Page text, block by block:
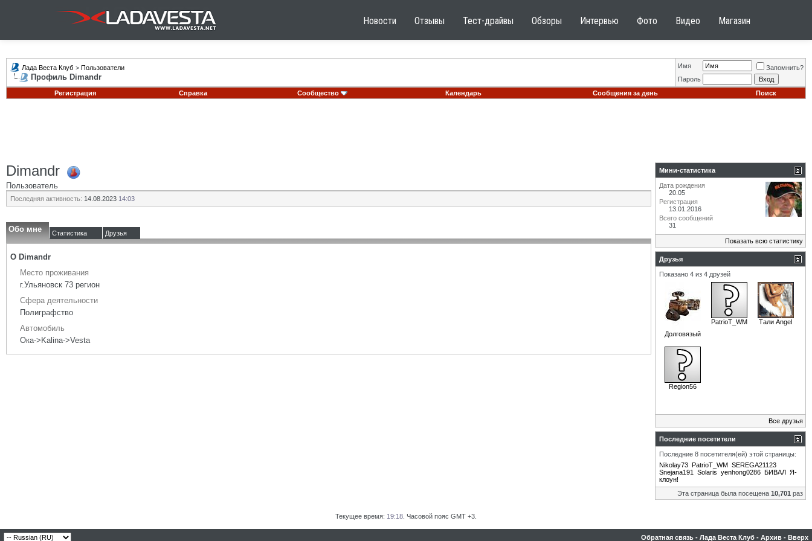
Новости Отзывы Тест-драйвы Обзоры Интервью Фото Видео Магазин
Лада Веста Клуб > Пользователи
Профиль Dimandr
Имя
Запомнить?
Пароль
Регистрация
Справка Сообщество Календарь Сообщения за день Поиск
Dimandr
Пользователь
Последняя активность: 14.08.2023 14:03
Обо мне Статистика Друзья
О Dimandr
Место проживания
г.Ульяновск 73 регион
Сфера деятельности
Полиграфство
Автомобиль
Ока->Kalina->Vesta
Мини-статистика
Дата рождения
20.05
Регистрация
13.01.2016
Всего сообщений
31
Показать всю статистику
Друзья
Показано 4 из 4 друзей
Долговязый
PatrioT_WM Тали Angel
Region56
Все друзья
Последние посетители
Последние 8 посетителя(ей) этой страницы:
Nikolay73 PatrioT_WM SEREGA21123
Snejana191
Solaris yenhong0286 БИВАЛ Я-
клоун!
Эта страница была посещена 10,701 раз
Текущее время: 19:18 . Часовой пояс GMT +3.
Обратная связь - Лада Веста Клуб - Архив - Вверх